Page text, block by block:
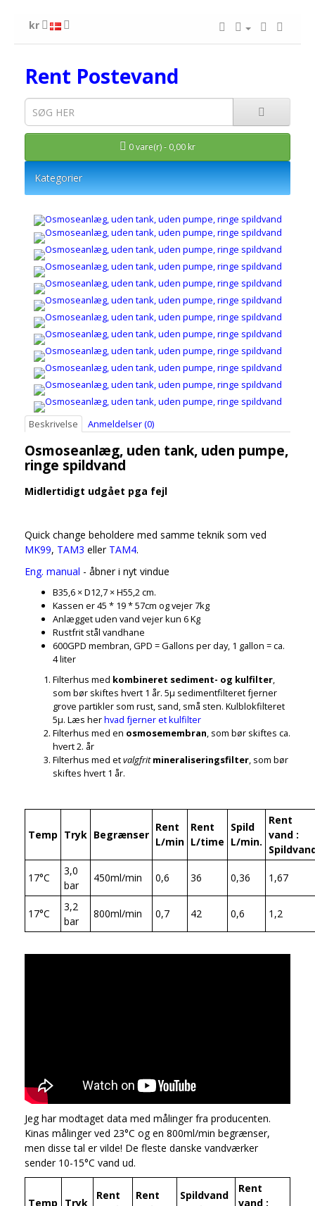
kr
Rent Postevand
0 vare(r) - 0,00 kr
Kategorier
Beskrivelse Anmeldelser (0)
Osmoseanlæg, uden tank, uden pumpe,
ringe spildvand
Midlertidigt udgået pga fejl
Quick change beholdere med samme teknik som ved
MK99, TAM3 eller TAM4.
Eng. manual - åbner i nyt vindue
B35,6 × D12,7 × H55,2 cm.
Kassen er 45 * 19 * 57cm og vejer 7kg
Anlægget uden vand vejer kun 6 Kg
Rustfrit stål vandhane
600GPD membran, GPD = Gallons per day, 1 gallon = ca.
4 liter
Filterhus med kombineret sediment- og kulfilter,
som bør skiftes hvert 1 år. 5µ sedimentfilteret fjerner
grove partikler som rust, sand, små sten. Kulblokfilteret
5µ. Læs herhvad fjerner et kulfilter
Filterhus med en osmosemembran, som bør skiftes ca.
hvert 2. år
Filterhus med etvalgfritmineraliseringsfilter, som bør
skiftes hvert 1 år.
Temp Tryk Begrænser
Rent
L/min
Rent
L/time
Spild
L/min.
Rent
vand :
17°C
3,0
bar
450ml/min 0,6 36 0,36 1,67
17°C
3,2
bar
800ml/min 0,7 42 0,6 1,2
Jeg har modtaget data med målinger fra producenten.
Kinas målinger ved 23°C og en 800ml/min begrænser,
men disse tal er vilde! De fleste danske vandværker
sender 10-15°C vand ud.
Temp Tryk
Rent
Rent
Spildvand
Rent
vand :